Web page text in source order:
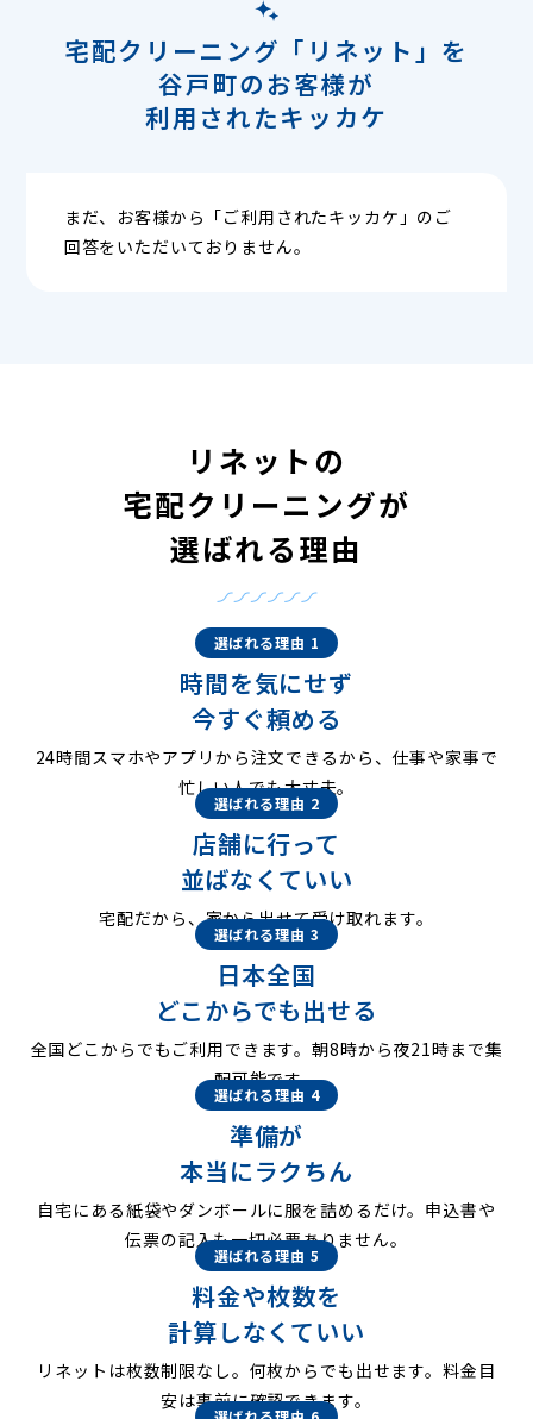
宅配クリーニング「リネット」を
谷戸町のお客様が
利用されたキッカケ
まだ、お客様から「ご利用されたキッカケ」のご
回答をいただいておりません。
リネットの
宅配クリーニングが
選ばれる理由
選ばれる理由 1
時間を気にせず
今すぐ頼める
24時間スマホやアプリから注文できるから、仕事や家事で
忙しい人でも大丈夫。
選ばれる理由 2
店舗に行って
並ばなくていい
宅配だから、家から出せて受け取れます。
選ばれる理由 3
日本全国
どこからでも出せる
全国どこからでもご利用できます。朝8時から夜21時まで集
配可能です。
選ばれる理由 4
準備が
本当にラクちん
自宅にある紙袋やダンボールに服を詰めるだけ。申込書や
伝票の記入も一切必要ありません。
選ばれる理由 5
料金や枚数を
計算しなくていい
リネットは枚数制限なし。何枚からでも出せます。料金目
安は事前に確認できます。